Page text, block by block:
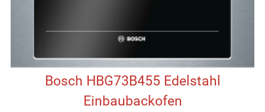
Bosch HBG73B455 Edelstahl
Einbaubackofen